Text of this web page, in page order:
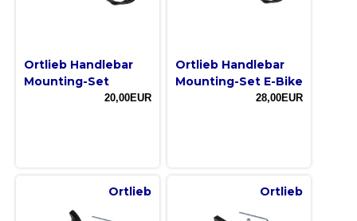
Ortlieb Handlebar
Mounting-Set
20,00EUR
Ortlieb Handlebar
Mounting-Set E-Bike
28,00EUR
Ortlieb Ortlieb